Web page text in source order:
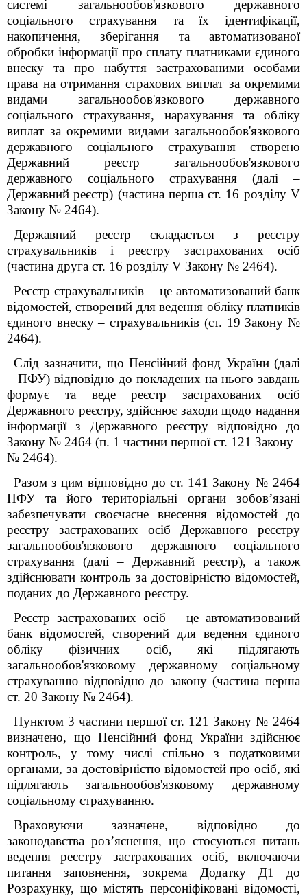
системі загальнообов'язкового державного
соціального страхування та їх ідентифікації,
накопичення, зберігання та автоматизованої
обробки інформації про сплату платниками єдиного
внеску та про набуття застрахованими особами
права на отримання страхових виплат за окремими
видами загальнообов'язкового державного
соціального страхування, нарахування та обліку
виплат за окремими видами загальнообов'язкового
державного соціального страхування створено
Державний реєстр загальнообов'язкового
державного соціального страхування (далі –
Державний реєстр) (частина перша ст. 16 розділу V
Закону № 2464).
Державний реєстр складається з реєстру
страхувальників і реєстру застрахованих осіб
(частина друга ст. 16 розділу V Закону № 2464).
Реєстр страхувальників – це автоматизований банк
відомостей, створений для ведення обліку платників
єдиного внеску – страхувальників (ст. 19 Закону №
2464).
Слід зазначити, що Пенсійний фонд України (далі
– ПФУ) відповідно до покладених на нього завдань
формує та веде реєстр застрахованих осіб
Державного реєстру, здійснює заходи щодо надання
інформації з Державного реєстру відповідно до
Закону № 2464 (п. 1 частини першої ст. 121 Закону
№ 2464).
Разом з цим відповідно до ст. 141 Закону № 2464
ПФУ та його територіальні органи зобов’язані
забезпечувати своєчасне внесення відомостей до
реєстру застрахованих осіб Державного реєстру
загальнообов'язкового державного соціального
страхування (далі – Державний реєстр), а також
здійснювати контроль за достовірністю відомостей,
поданих до Державного реєстру.
Реєстр застрахованих осіб – це автоматизований
банк відомостей, створений для ведення єдиного
обліку фізичних осіб, які підлягають
загальнообов'язковому державному соціальному
страхуванню відповідно до закону (частина перша
ст. 20 Закону № 2464).
Пунктом 3 частини першої ст. 121 Закону № 2464
визначено, що Пенсійний фонд України здійснює
контроль, у тому числі спільно з податковими
органами, за достовірністю відомостей про осіб, які
підлягають загальнообов'язковому державному
соціальному страхуванню.
Враховуючи зазначене, відповідно до
законодавства роз’яснення, що стосуються питань
ведення реєстру застрахованих осіб, включаючи
питання заповнення, зокрема Додатку Д1 до
Розрахунку, що містять персоніфіковані відомості,